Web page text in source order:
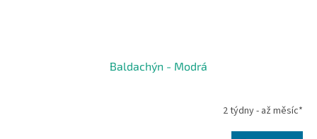
Baldachýn - Modrá
2 týdny - až měsíc*